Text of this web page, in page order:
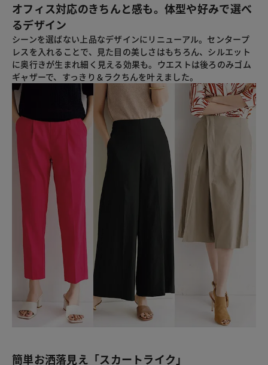
オフィス対応のきちんと感も。体型や好みで選べ
るデザイン
シーンを選ばない上品なデザインにリニューアル。センタープ
レスを入れることで、見た目の美しさはもちろん、シルエット
に奥行きが生まれ細く見える効果も。ウエストは後ろのみゴム
ギャザーで、すっきり＆ラクちんを叶えました。
簡単お洒落見え「スカートライク」